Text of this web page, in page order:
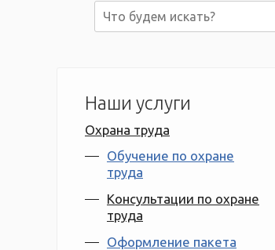
Наши услуги
Охрана труда
Обучение по охране
труда
Консультации по охране
труда
Оформление пакета